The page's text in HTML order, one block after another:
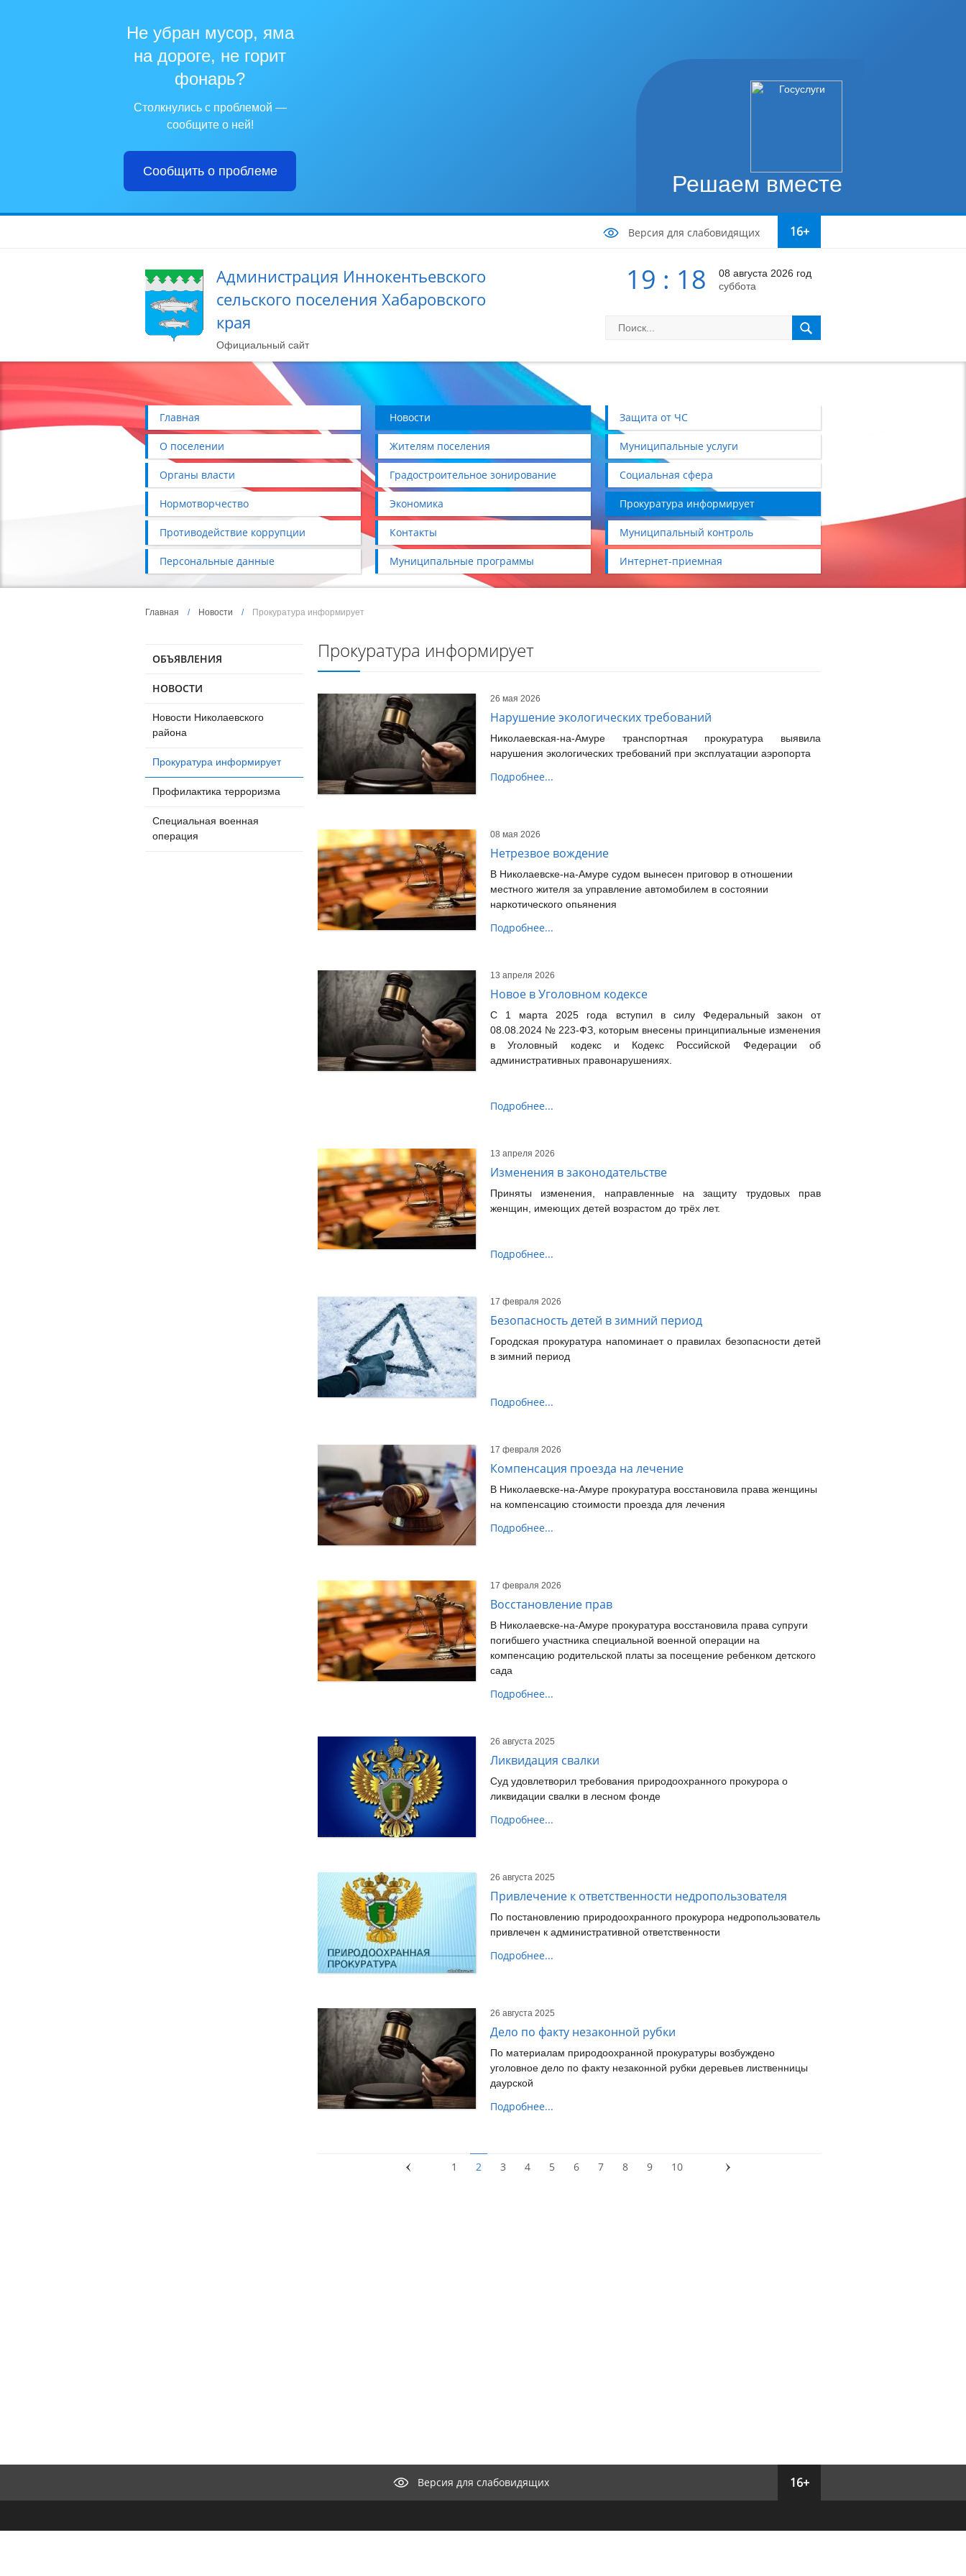
Решаем вместе
Не убран мусор, яма
на дороге, не горит
фонарь?
Столкнулись с проблемой —
сообщите о ней!
Сообщить о проблеме
Версия для слабовидящих 16+
Администрация Иннокентьевского
сельского поселения Хабаровского
края
Официальный сайт
19 : 18
08 августа 2026 год
суббота
Главная Новости Защита от ЧС
О поселении Жителям поселения Муниципальные услуги
Органы власти Градостроительное зонирование Социальная сфера
Нормотворчество Экономика Прокуратура информирует
Противодействие коррупции Контакты Муниципальный контроль
Персональные данные Муниципальные программы Интернет-приемная
Главная / Новости / Прокуратура информирует
ОБЪЯВЛЕНИЯ
НОВОСТИ
Новости Николаевского
района
Прокуратура информирует
Профилактика терроризма
Специальная военная
операция
Прокуратура информирует
26 мая 2026
Нарушение экологических требований
Николаевская-на-Амуре транспортная прокуратура выявила
нарушения экологических требований при эксплуатации аэропорта
Подробнее...
08 мая 2026
Нетрезвое вождение
В Николаевске-на-Амуре судом вынесен приговор в отношении
местного жителя за управление автомобилем в состоянии
наркотического опьянения
Подробнее...
13 апреля 2026
Новое в Уголовном кодексе
С 1 марта 2025 года вступил в силу Федеральный закон от
08.08.2024 № 223-ФЗ, которым внесены принципиальные изменения
в Уголовный кодекс и Кодекс Российской Федерации об
административных правонарушениях.
Подробнее...
13 апреля 2026
Изменения в законодательстве
Приняты изменения, направленные на защиту трудовых прав
женщин, имеющих детей возрастом до трёх лет.
Подробнее...
17 февраля 2026
Безопасность детей в зимний период
Городская прокуратура напоминает о правилах безопасности детей
в зимний период
Подробнее...
17 февраля 2026
Компенсация проезда на лечение
В Николаевске-на-Амуре прокуратура восстановила права женщины
на компенсацию стоимости проезда для лечения
Подробнее...
17 февраля 2026
Восстановление прав
В Николаевске-на-Амуре прокуратура восстановила права супруги
погибшего участника специальной военной операции на
компенсацию родительской платы за посещение ребенком детского
сада
Подробнее...
26 августа 2025
Ликвидация свалки
Суд удовлетворил требования природоохранного прокурора о
ликвидации свалки в лесном фонде
Подробнее...
26 августа 2025
Привлечение к ответственности недропользователя
По постановлению природоохранного прокурора недропользователь
привлечен к административной ответственности
Подробнее...
26 августа 2025
Дело по факту незаконной рубки
По материалам природоохранной прокуратуры возбуждено
уголовное дело по факту незаконной рубки деревьев лиственницы
даурской
Подробнее...
1 2 3 4 5 6 7 8 9 10
Версия для слабовидящих 16+